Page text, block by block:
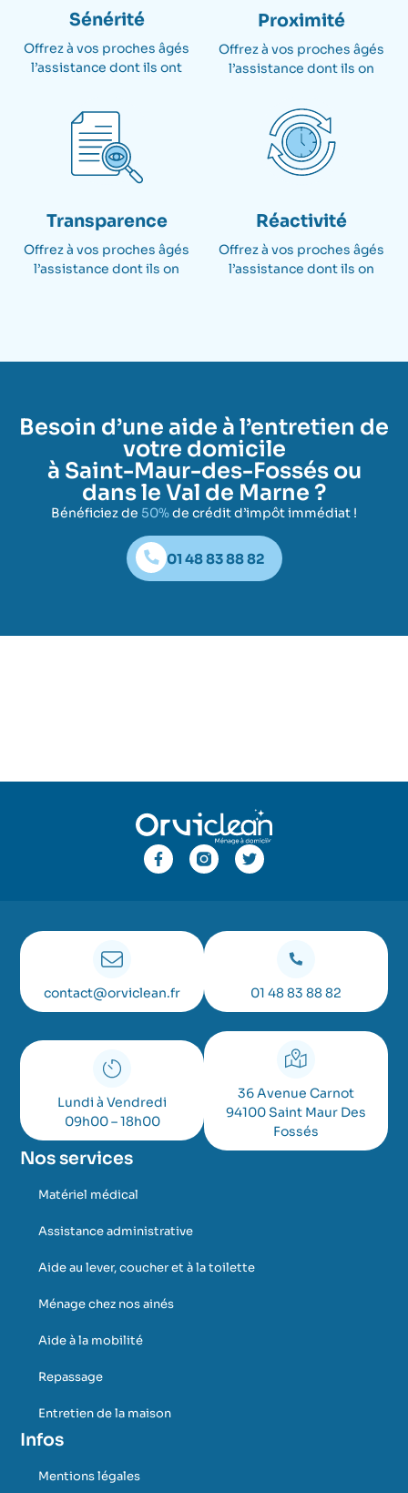
Sénérité
Offrez à vos proches âgés
l’assistance dont ils ont​
Proximité
Offrez à vos proches âgés
l’assistance dont ils on
Transparence
Offrez à vos proches âgés
l’assistance dont ils on
Réactivité
Offrez à vos proches âgés
l’assistance dont ils on
Besoin d’une aide à l’entretien de
votre domicile
à Saint-Maur-des-Fossés ou
dans le Val de Marne ?
Bénéficiez de 50%de crédit d’impôt immédiat !
01 48 83 88 82
contact@orviclean.fr 01 48 83 88 82
Lundi à Vendredi
09h00 – 18h00
36 Avenue Carnot
94100 Saint Maur Des
Fossés
Nos services
Matériel médical
Assistance administrative
Aide au lever, coucher et à la toilette
Ménage chez nos ainés
Aide à la mobilité
Repassage
Entretien de la maison
Infos
Mentions légales